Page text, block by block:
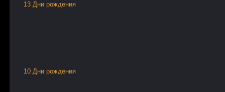
13 Дни рождения
10 Дни рождения